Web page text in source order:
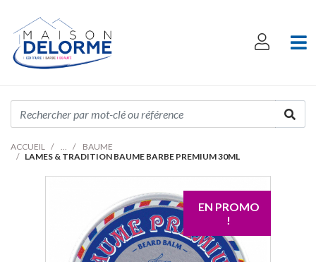
ACCUEIL
BAUME
LAMES & TRADITION BAUME BARBE PREMIUM 30ML
EN PROMO
!